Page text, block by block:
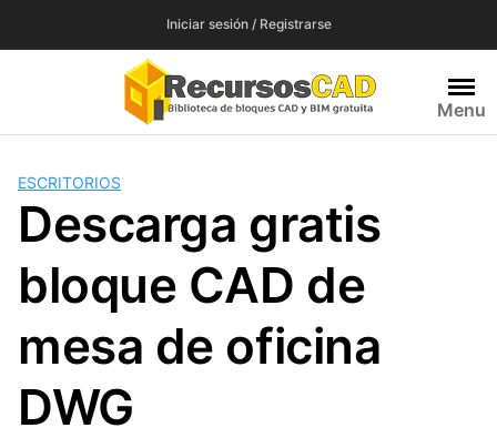
Iniciar sesión / Registrarse
Menu
ESCRITORIOS
Descarga gratis
bloque CAD de
mesa de oficina
DWG